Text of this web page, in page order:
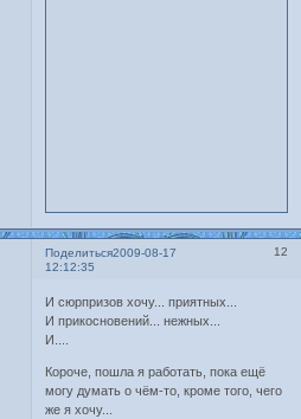
Поделиться 12
2009-08-17
12:12:35
И сюрпризов хочу... приятных...
И прикосновений... нежных...
И....
Короче, пошла я работать, пока ещё
могу думать о чём-то, кроме того, чего
же я хочу...